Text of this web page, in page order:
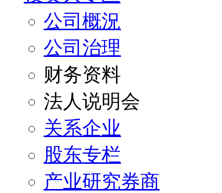
公司概況
公司治理
财务资料
法人说明会
关系企业
股东专栏
产业研究券商